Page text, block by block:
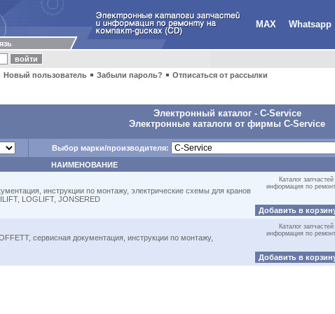
MAX Whatsapp
Новый пользователь Забыли пароль? Отписаться от рассылки
Электронный каталог - C-Service
Электронные каталоги от фирмы C-Service
Выбор марки/производителя:
НАИМЕНОВАНИЕ
инструкции по монтажу, электрические схемы для кранов
LOGLIFT, JONSERED
Каталог
информация по
Добавить в
сервисная документация, инструкции по монтажу,
Каталог
информация по
Добавить в